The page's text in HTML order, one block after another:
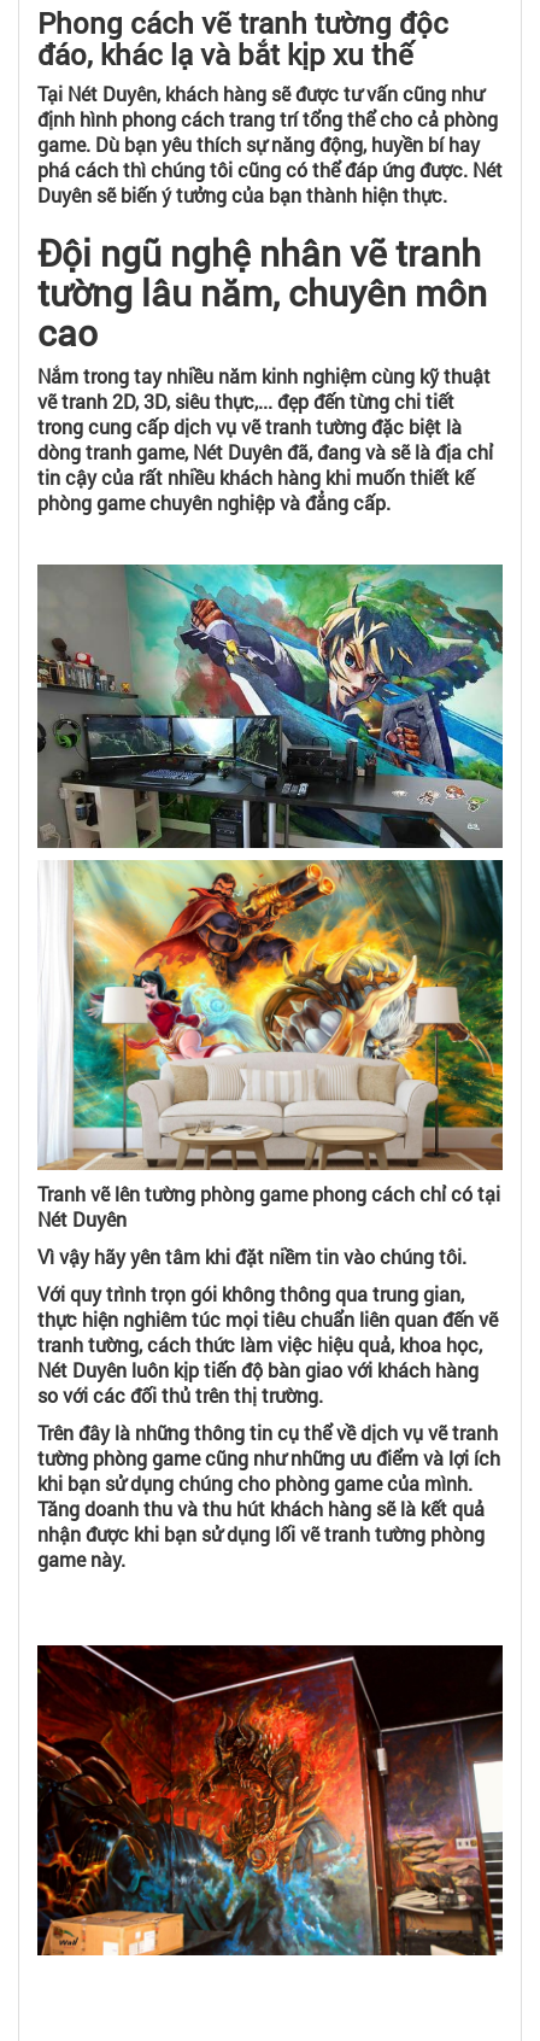
Phong cách vẽ tranh tường độc
đáo, khác lạ và bắt kịp xu thế
Tại Nét Duyên, khách hàng sẽ được tư vấn cũng như
định hình phong cách trang trí tổng thể cho cả phòng
game. Dù bạn yêu thích sự năng động, huyền bí hay
phá cách thì chúng tôi cũng có thể đáp ứng được. Nét
Duyên sẽ biến ý tưởng của bạn thành hiện thực.
Đội ngũ nghệ nhân vẽ tranh
tường lâu năm, chuyên môn
cao
Nắm trong tay nhiều năm kinh nghiệm cùng kỹ thuật
vẽ tranh 2D, 3D, siêu thực,... đẹp đến từng chi tiết
trong cung cấp dịch vụ vẽ tranh tường đặc biệt là
dòng tranh game, Nét Duyên đã, đang và sẽ là địa chỉ
tin cậy của rất nhiều khách hàng khi muốn thiết kế
phòng game chuyên nghiệp và đẳng cấp.
Tranh vẽ lên tường phòng game phong cách chỉ có tại
Nét Duyên
Vì vậy hãy yên tâm khi đặt niềm tin vào chúng tôi.
Với quy trình trọn gói không thông qua trung gian,
thực hiện nghiêm túc mọi tiêu chuẩn liên quan đến vẽ
tranh tường, cách thức làm việc hiệu quả, khoa học,
Nét Duyên luôn kịp tiến độ bàn giao với khách hàng
so với các đối thủ trên thị trường.
Trên đây là những thông tin cụ thể về dịch vụ vẽ tranh
tường phòng game cũng như những ưu điểm và lợi ích
khi bạn sử dụng chúng cho phòng game của mình.
Tăng doanh thu và thu hút khách hàng sẽ là kết quả
nhận được khi bạn sử dụng lối vẽ tranh tường phòng
game này.